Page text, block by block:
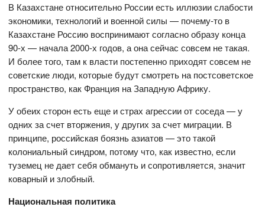
В Казахстане относительно России есть иллюзии слабости
экономики, технологий и военной силы — почему-то в
Казахстане Россию воспринимают согласно образу конца
90-х — начала 2000-х годов, а она сейчас совсем не такая.
И более того, там к власти постепенно приходят совсем не
советские люди, которые будут смотреть на постсоветское
пространство, как Франция на Западную Африку.
У обеих сторон есть еще и страх агрессии от соседа — у
одних за счет вторжения, у других за счет миграции. В
принципе, российская боязнь азиатов — это такой
колониальный синдром, потому что, как известно, если
туземец не дает себя обмануть и сопротивляется, значит
коварный и злобный.
Национальная политика